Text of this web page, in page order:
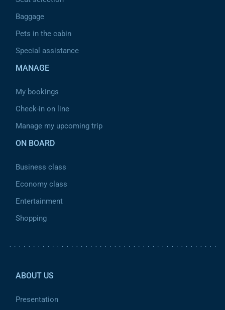
Baggage
Pets in the cabin
Special assistance
MANAGE
My bookings
Check-in on line
Manage my upcoming trip
ON BOARD
Business class
Economy class
Entertainment
Shopping
ABOUT US
Presentation